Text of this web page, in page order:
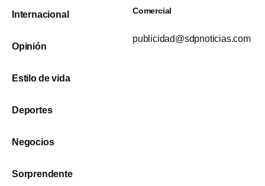
Internacional
Opinión
Estilo de vida
Deportes
Negocios
Sorprendente
Comercial
publicidad@sdpnoticias.com